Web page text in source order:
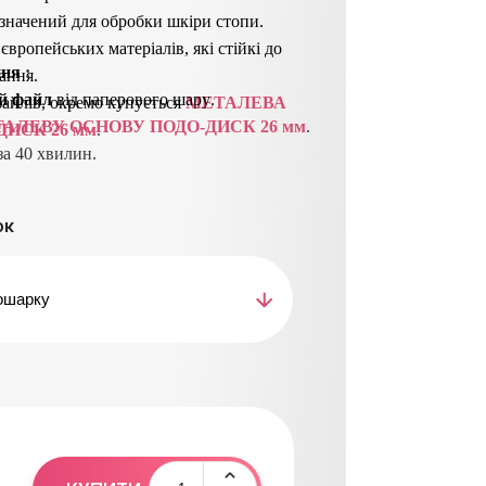
для обробки шкіри стопи.
матеріалів, які стійкі до
окремо купуєтьсяМЕТАЛЕВА
26 мм.
:
файлвід паперового шару.
ОСНОВУ ПОДО-ДИСК 26 мм.
40 хвилин.